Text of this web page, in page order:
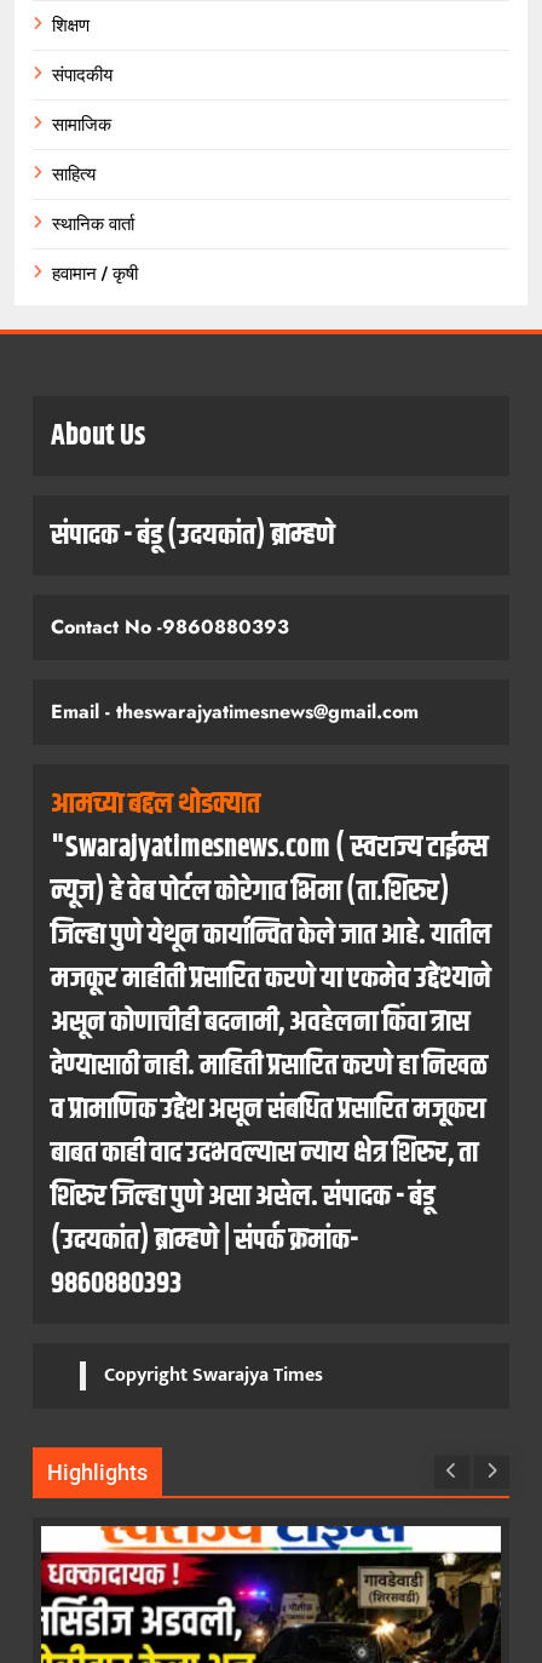
शिक्षण
संपादकीय
सामाजिक
साहित्य
स्थानिक वार्ता
हवामान / कृषी
About Us
संपादक - बंडू (उदयकांत) ब्राम्हणे
Contact No -9860880393
Email - theswarajyatimesnews@gmail.com
आमच्या बद्दल थोडक्यात
"Swarajyatimesnews.com ( स्वराज्य टाईम्स
न्यूज) हे वेब पोर्टल कोरेगाव भिमा (ता.शिरुर)
जिल्हा पुणे येथून कार्यान्वित केले जात आहे. यातील
मजकूर माहीती प्रसारित करणे या एकमेव उद्देश्याने
असून कोणाचीही बदनामी, अवहेलना किंवा त्रास
देण्यासाठी नाही. माहिती प्रसारित करणे हा निखळ
व प्रामाणिक उद्देश असून संबधित प्रसारित मजूकरा
बाबत काही वाद उदभवल्यास न्याय क्षेत्र शिरुर, ता
शिरुर जिल्हा पुणे असा असेल. संपादक - बंडू
(उदयकांत) ब्राम्हणे | संपर्क क्रमांक-
9860880393
Copyright Swarajya Times
Highlights